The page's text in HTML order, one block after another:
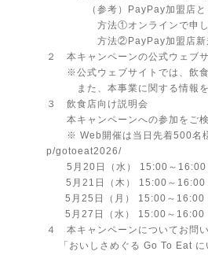
（参考）PayPay加盟店と
⽅法①オンラインで申し込
⽅法②PayPay加盟店新規受
２ 本キャンペーンの公式ウェ
※公式ウェブサイトでは、飲⾷
また、本事業に関する情報を
３ 飲⾷店向け説明会
本キャンペーンへの参加をご検
※ Web開催は当⽇先着500名様
p/gotoeat2026/
5⽉20⽇（⽔） 15:00～16:00
5⽉21⽇（⽊） 15:00～16:00
5⽉25⽇（⽉） 15:00～16:00
5⽉27⽇（⽔） 15:00～16:00
４ 本キャンペーンについてお問
「おいしさめぐる Go To Eat に